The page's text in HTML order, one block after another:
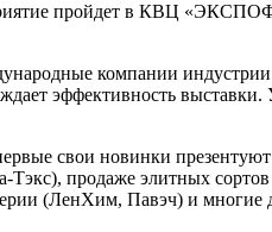
пройдет в КВЦ
компании
эффективность
свои новинки
Тэкс), продаже элитных
(ЛенХим, Павэч) и многие